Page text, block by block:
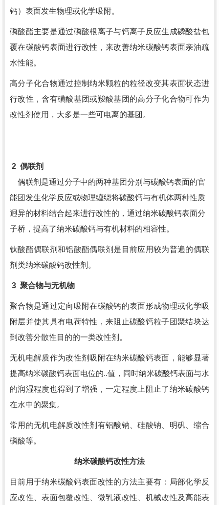
钙）表面发生物理或化学吸附。
磷酸酯主要是通过磷酸根离子与钙离子反应生成磷酸盐包
覆在碳酸钙表面进行改性，来改善纳米碳酸钙表面亲油疏
水性能。
高分子化合物通过控制纳米颗粒的粒径改变其表面状态进
行改性，含有磺酸基团或羧酸基团的高分子化合物可作为
改性剂使用，大多是一些可电离的基团。
2 偶联剂
偶联剂是通过分子中的两种基团分别与碳酸钙表面的官
能团发生化学反应或物理缠绕将碳酸钙与有机体两种性质
迥异的材料结合起来进行改性的，通过纳米碳酸钙表面分
子桥，提高了纳米碳酸钙与有机材料的相容性。
钛酸酯偶联剂和铝酸酯偶联剂是目前应用较为普遍的偶联
剂类纳米碳酸钙改性剂。
3 聚合物与无机物
聚合物是通过定向吸附在碳酸钙的表面形成物理或化学吸
附层并使其具有电荷特性，来阻止碳酸钙粒子团聚结块达
到改善分散性目的的一类改性剂。
无机电解质作为改性剂吸附在纳米碳酸钙表面，能够显著
提高纳米碳酸钙表面电位的..值，同时纳米碳酸钙表面与水
的润湿程度也得到了增强，一定程度上阻止了纳米碳酸钙
在水中的聚集。
常用的无机电解质改性剂有铝酸钠、硅酸钠、明矾、缩合
磷酸等。
纳米碳酸钙改性方法
目前用于纳米碳酸钙表面改性的方法主要有：局部化学反
应改性、表面包覆改性、微乳液改性、机械改性及高能表